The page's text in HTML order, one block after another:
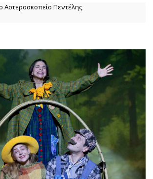
Αστεροσκοπείο Πεντέλης